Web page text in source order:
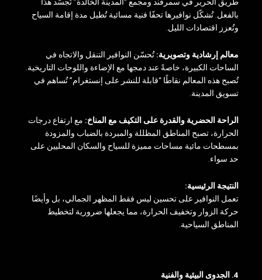
بالفعل. تُشكّل نوافيرها تحفًا فنية مسائية تُطيل مدة إقامة السياح
وتُعزز اقتصادات الليل.
معالم إرشادية وتصويرية:تُحسّن النوافير التنقل والاتجاه في
الساحات الكبيرة، خاصةً عند دمجها مع الإضاءة واللوحات التاريخية.
تُصبح هذه المعالم نقاطًا “قابلة للنشر على إنستغرام” تُساهم في
تسويق المدينة.
الراحة الحضرية والقدرة على التكيف مع المناخ: مع ارتفاع درجات
الحرارة، تصبح المناطق المظللة والمبردة بالضباب والمزودة
بمسطحات مائية مساحات مميزة للسياح والسكان المحليين على
حد سواء.
النتيجة الرئيسية:
تعمل النوافير على تحسين ليس فقط المظهر الجمالي، بل وأيضًا
حركة الزوار وتخفيف الحرارة، مما يجعلها ضرورية لتخطيط
المناطق السياحية.
4. الجدوى البيئية والفنية